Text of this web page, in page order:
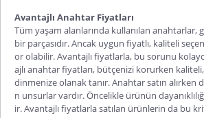
Avantajlı Anahtar Fiyatları
Tüm yaşam alanlarında kullanılan anahtarlar,
bir parçasıdır. Ancak uygun fiyatlı, kaliteli
or olabilir. Avantajlı fiyatlarla, bu sorunu
ajlıanahtar fiyatları, bütçenizi korurken
dinmenize olanak tanır. Anahtar satın alırken
n unsurlar vardır. Öncelikle ürünün
ir. Avantajlı fiyatlarla satılan ürünlerin da bu